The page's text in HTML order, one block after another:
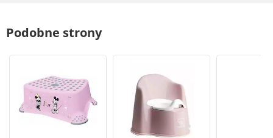
Podobne strony